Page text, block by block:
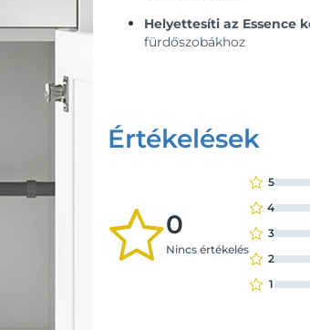
Helyettesíti az Essence
fürdőszobákhoz
Értékelések
0
Nincs értékelés
5
4
3
2
1